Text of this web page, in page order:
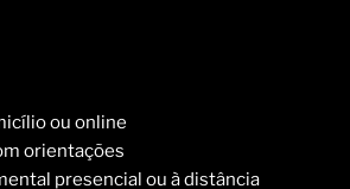
ou online
orientações
presencial ou à distância